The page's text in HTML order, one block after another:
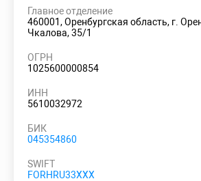
Главное отделение
460001, Оренбургская область, г.
Чкалова, 35/1
ОГРН
1025600000854
ИНН
5610032972
БИК
045354860
SWIFT
FORHRU33XXX